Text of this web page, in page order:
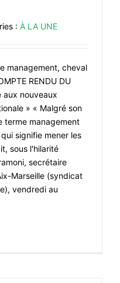
: À LA UNE
management, cheval
RENDU DU
aux nouveaux
» « Malgré son
terme management
signifie mener les
sous l'hilarité
secrétaire
Marseille (syndicat
vendredi au